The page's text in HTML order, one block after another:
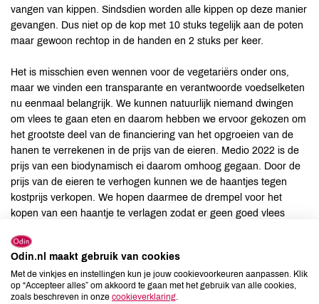
vangen van kippen. Sindsdien worden alle kippen op deze manier
gevangen. Dus niet op de kop met 10 stuks tegelijk aan de poten
maar gewoon rechtop in de handen en 2 stuks per keer.
Het is misschien even wennen voor de vegetariërs onder ons,
maar we vinden een transparante en verantwoorde voedselketen
nu eenmaal belangrijk. We kunnen natuurlijk niemand dwingen
om vlees te gaan eten en daarom hebben we ervoor gekozen om
het grootste deel van de financiering van het opgroeien van de
hanen te verrekenen in de prijs van de eieren. Medio 2022 is de
prijs van een biodynamisch ei daarom omhoog gegaan. Door de
prijs van de eieren te verhogen kunnen we de haantjes tegen
kostprijs verkopen. We hopen daarmee de drempel voor het
kopen van een haantje te verlagen zodat er geen goed vlees
verantwoordelijk voor het lot van de haan.
Odin.nl maakt gebruik van cookies
Met de vinkjes en instellingen kun je jouw cookievoorkeuren aanpassen. Klik
op “Accepteer alles” om akkoord te gaan met het gebruik van alle cookies,
zoals beschreven in onze cookieverklaring.